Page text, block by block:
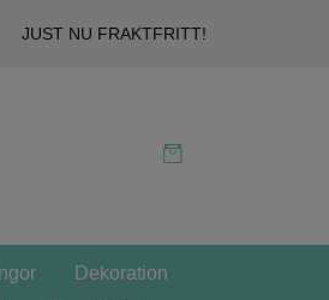
JUST NU FRAKTFRITT!
Dekoration